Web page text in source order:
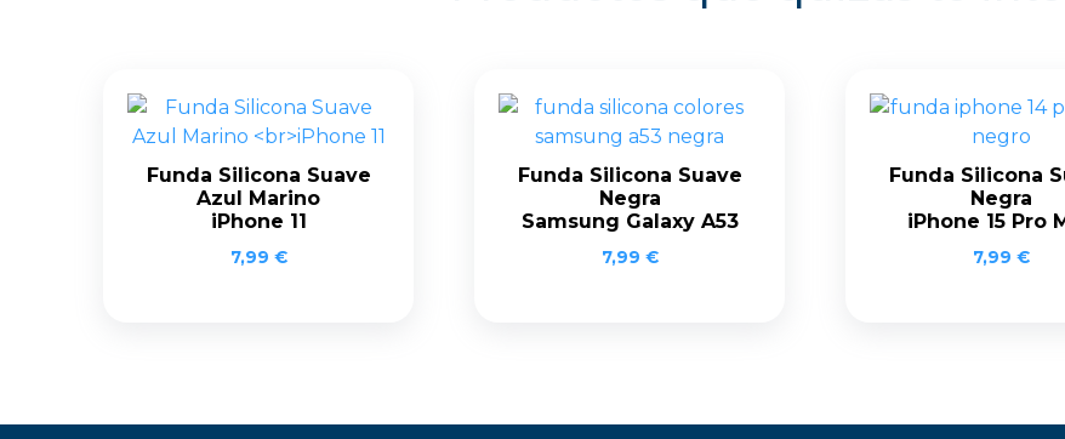
Funda Silicona Suave
Azul Marino
iPhone 11
7,99 €
Funda Silicona Suave
Negra
Samsung Galaxy A53
7,99 €
Funda Silicona
Negra
iPhone 15 Pro
7,99 €